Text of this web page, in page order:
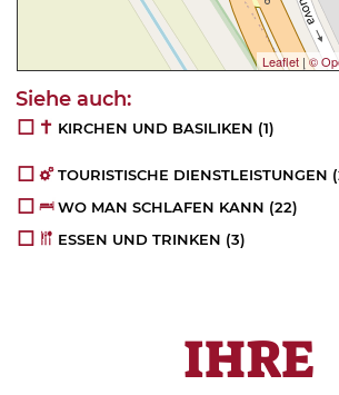
Leaflet |©
KIRCHEN UND BASILIKEN (1)
TOURISTISCHE DIENSTLEISTUNGEN
WO MAN SCHLAFEN KANN (22)
ESSEN UND TRINKEN (3)
IHRE